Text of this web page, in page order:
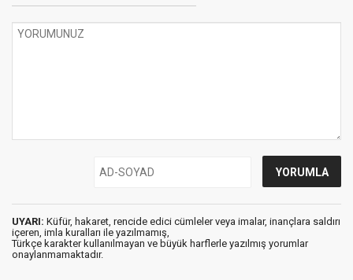
UYARI: Küfür, hakaret, rencide edici cümleler veya imalar, inançlara saldırı
içeren, imla kuralları ile yazılmamış,
Türkçe karakter kullanılmayan ve büyük harflerle yazılmış yorumlar
onaylanmamaktadır.